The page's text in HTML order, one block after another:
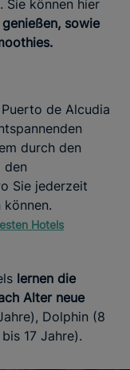
Sie können hier
sowie
de Alcudia
durch den
den
Sie jederzeit
können.
Hotels
lernen die
Alter neue
Dolphin (8
17 Jahre).